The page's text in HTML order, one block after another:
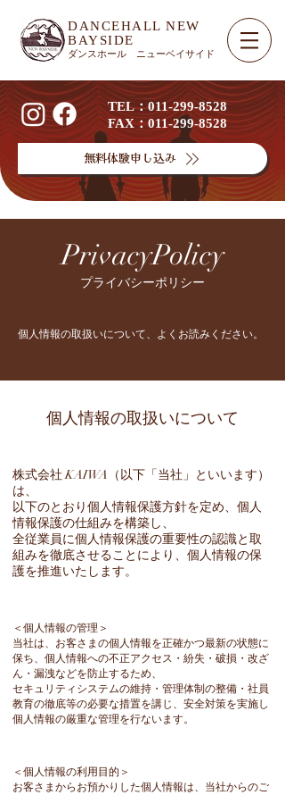
DANCEHALL NEW
BAYSIDE​
ダンスホール ニューベイサイド
TEL：011-299-8528
FAX：011-299-8528
無料体験申し込み
PrivacyPolicy
プライバシーポリシー
個人情報の取扱いについて、よくお読みください。
個人情報の取扱いについて
株式会社 KAIWA（以下「当社」といいます）
は、
以下のとおり個人情報保護方針を定め、個人
情報保護の仕組みを構築し、
全従業員に個人情報保護の重要性の認識と取
組みを徹底させることにより、個人情報の保
護を推進いたします。
＜個人情報の管理＞
当社は、お客さまの個人情報を正確かつ最新の状態に
保ち、個人情報への不正アクセス・紛失・破損・改ざ
ん・漏洩などを防止するため、
セキュリティシステムの維持・管理体制の整備・社員
教育の徹底等の必要な措置を講じ、安全対策を実施し
個人情報の厳重な管理を行ないます。
＜個人情報の利用目的＞
お客さまからお預かりした個人情報は、当社からのご